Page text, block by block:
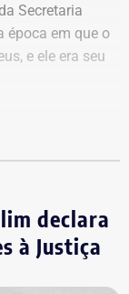
Secretaria
época em que o
e ele era seu
comunicação à
do nome de
por Ato
declara
à Justiça